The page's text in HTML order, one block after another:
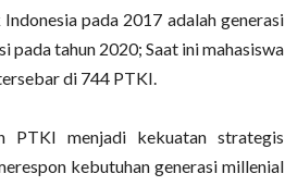
pada 2017 adalah generasi
tahun 2020; Saat ini mahasiswa
di 744 PTKI.
PTKI menjadi kekuatan strategis
kebutuhan generasi millenial